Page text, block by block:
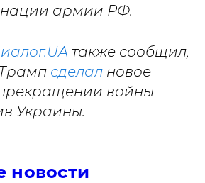
армии РФ.
также сообщил,
сделал новое
войны
Украины.
новости